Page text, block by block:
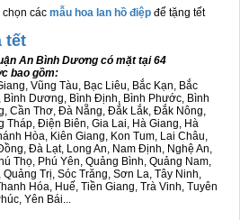
chọn các mẫu hoa lan hồ điệp để tặng tết
tết
An Bình Dương có mặt tại 64
bao gồm:
Vũng Tàu, Bạc Liêu, Bắc Kạn, Bắc
Bình Dương, Bình Định, Bình Phước, Bình
Cần Thơ, Đà Nẵng, Đắk Lắk, Đắk Nông,
Tháp, Điện Biên, Gia Lai, Hà Giang, Hà
Hòa, Kiên Giang, Kon Tum, Lai Châu,
Đà Lạt, Long An, Nam Định, Nghệ An,
Thọ, Phú Yên, Quảng Bình, Quảng Nam,
Trị, Sóc Trăng, Sơn La, Tây Ninh,
Hóa, Huế, Tiền Giang, Trà Vinh, Tuyên
Yên Bái...